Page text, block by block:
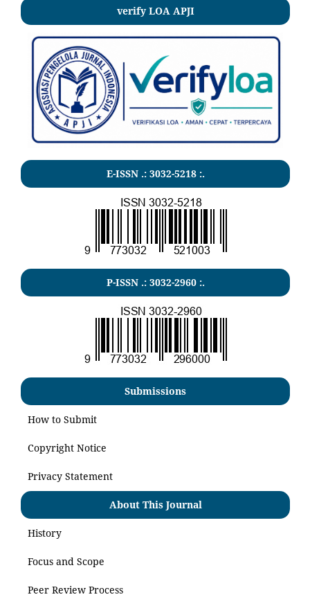
verify LOA APJI
E-ISSN .: 3032-5218:.
P-ISSN .: 3032-2960:.
Submissions
How to Submit
Copyright Notice
Privacy Statement
About This Journal
History
Focus and Scope
Peer Review Process